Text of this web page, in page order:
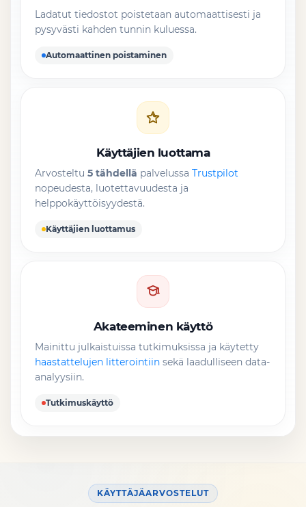
Ladatut tiedostot poistetaan automaattisesti ja
pysyvästi kahden tunnin kuluessa.
Automaattinen poistaminen
Käyttäjien luottama
Arvosteltu 5 tähdellä palvelussa Trustpilot
nopeudesta, luotettavuudesta ja
helppokäyttöisyydestä.
Käyttäjien luottamus
Akateeminen käyttö
Mainittu julkaistuissa tutkimuksissa ja käytetty
haastattelujen litterointiin sekä laadulliseen data-
analyysiin.
Tutkimuskäyttö
KÄYTTÄJÄARVOSTELUT